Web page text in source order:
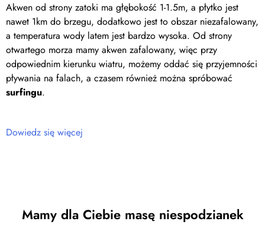
Akwen od strony zatoki ma głębokość 1-1.5m, a płytko jest
nawet 1km do brzegu, dodatkowo jest to obszar niezafalowany,
a temperatura wody latem jest bardzo wysoka. Od strony
otwartego morza mamy akwen zafalowany, więc przy
odpowiednim kierunku wiatru, możemy oddać się przyjemności
pływania na falach, a czasem również można spróbować
surfingu.
Dowiedz się więcej
Mamy dla Ciebie masę niespodzianek